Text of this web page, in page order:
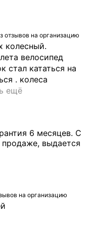
отзывов на организацию
колесный.
велосипед
стал кататься на
. колеса
ещё
6 месяцев. С
выдается
на организацию